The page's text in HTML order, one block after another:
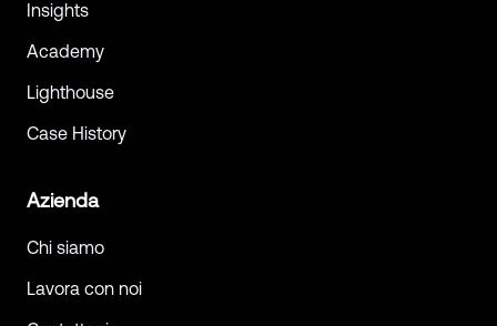
Insights
Academy
Lighthouse
Case History
Azienda
Chi siamo
Lavora con noi